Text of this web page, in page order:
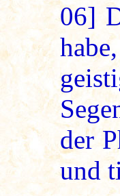
06]
der
und